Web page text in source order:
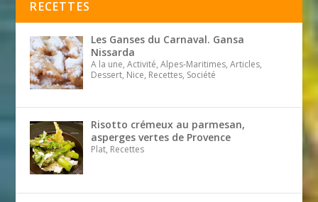
RECETTES
Les Ganses du Carnaval. Gansa
Nissarda
A la une, Activité, Alpes-Maritimes, Articles,
Dessert, Nice, Recettes, Société
Risotto crémeux au parmesan,
asperges vertes de Provence
Plat, Recettes